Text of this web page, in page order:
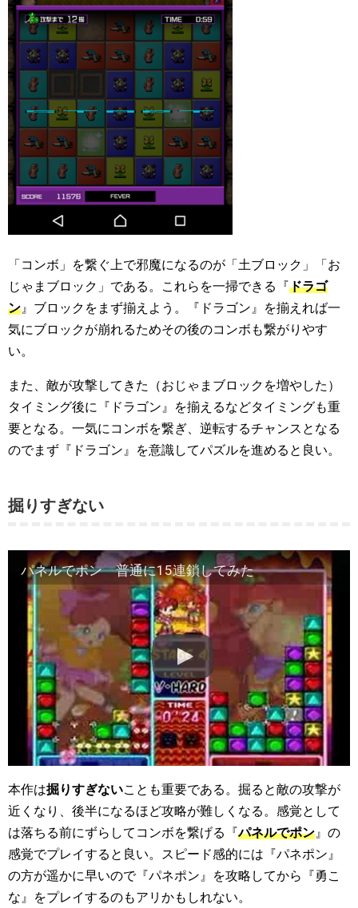
「コンボ」を繋ぐ上で邪魔になるのが「土ブロック」「お
じゃまブロック」である。これらを一掃できる『ドラゴ
ン 』ブロックをまず揃えよう。『ドラゴン』を揃えれば一
気にブロックが崩れるためその後のコンボも繋がりやす
い。
また、敵が攻撃してきた（おじゃまブロックを増やした）
タイミング後に『ドラゴン』を揃えるなどタイミングも重
要となる。一気にコンボを繋ぎ、逆転するチャンスとなる
のでまず『ドラゴン』を意識してパズルを進めると良い。
掘りすぎない
パネルでポン 普通に15連鎖してみた
本作は掘りすぎないことも重要である。掘ると敵の攻撃が
近くなり、後半になるほど攻略が難しくなる。感覚として
は落ちる前にずらしてコンボを繋げる『パネルでポン』の
感覚でプレイすると良い。スピード感的には『パネポン』
の方が遥かに早いので『パネポン』を攻略してから『勇こ
な』をプレイするのもアリかもしれない。